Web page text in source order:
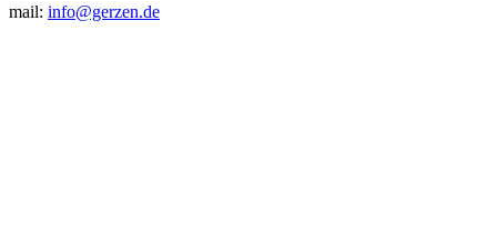
mail: info@gerzen.de